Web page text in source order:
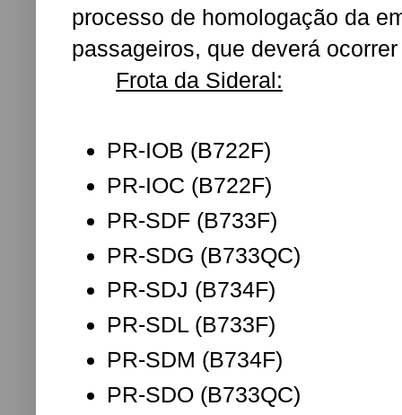
processo de homologação da
passageiros, que deverá
Frota da Sideral:
PR-IOB (B722F)
PR-IOC (B722F)
PR-SDF (B733F)
PR-SDG (B733QC)
PR-SDJ (B734F)
PR-SDL (B733F)
PR-SDM (B734F)
PR-SDO (B733QC)